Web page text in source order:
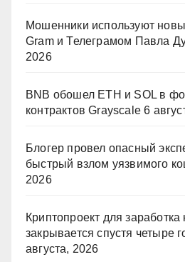
Мошенники используют
Gram и Телеграмом Павла
2026
BNB обошел ETH и SOL в
контрактов Grayscale 6
Блогер провел опасный
быстрый взлом уязвимого
2026
Криптопроект для
закрывается спустя четыре
августа, 2026